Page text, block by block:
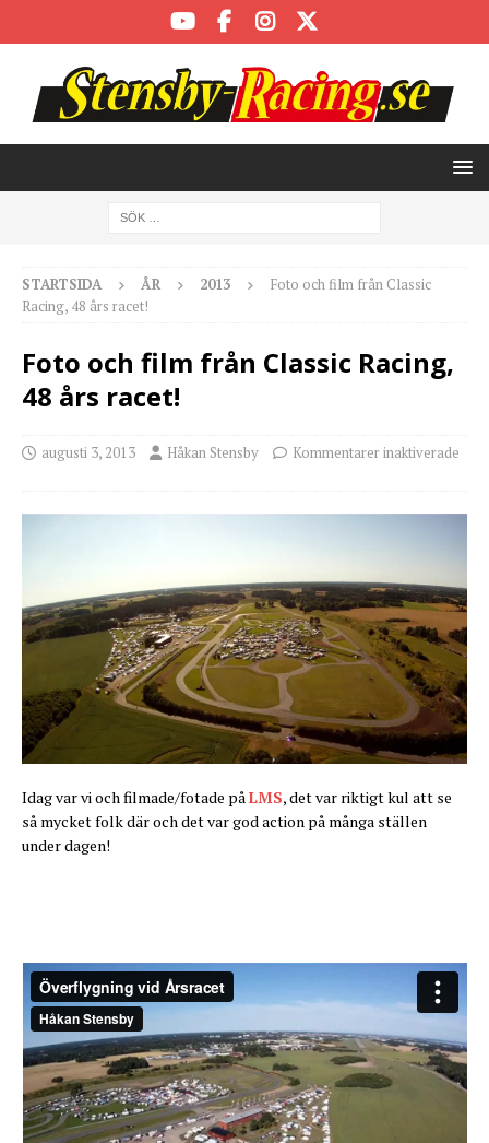
STARTSIDA ÅR 2013
Foto och film från Classic
Racing, 48 års racet!
Foto och film från Classic Racing,
48 års racet!
augusti 3, 2013 Håkan Stensby Kommentarer inaktiverade
Idag var vi och filmade/fotade påLMS, det var riktigt kul att se
så mycket folk där och det var god action på många ställen
under dagen!